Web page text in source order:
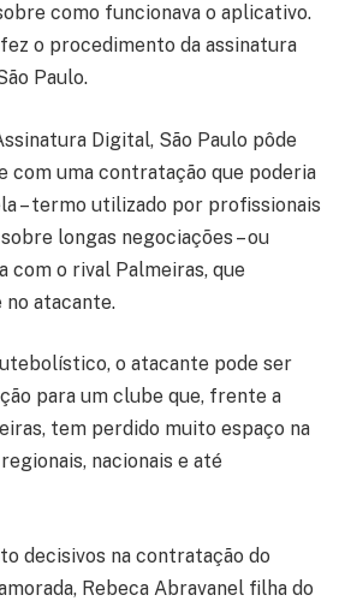
como funcionava o aplicativo.
o procedimento da assinatura
Paulo.
Digital, São Paulo pôde
com uma contratação que poderia
– termo utilizado por profissionais
longas negociações – ou
com o rival Palmeiras, que
atacante.
o atacante pode ser
para um clube que, frente a
tem perdido muito espaço na
nacionais e até
decisivos na contratação do
Rebeca Abravanel filha do